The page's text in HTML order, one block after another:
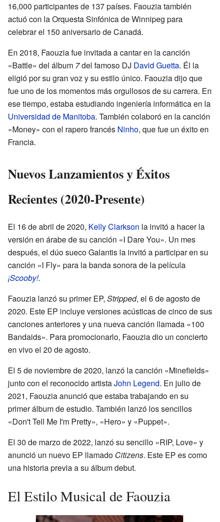
16,000 participantes de 137 países. Faouzia también
actuó con la Orquesta Sinfónica de Winnipeg para
celebrar el 150 aniversario de Canadá.
En 2018, Faouzia fue invitada a cantar en la canción
«Battle» del álbum 7del famoso DJ David Guetta. Él la
eligió por su gran voz y su estilo único. Faouzia dijo que
fue uno de los momentos más orgullosos de su carrera. En
ese tiempo, estaba estudiando ingeniería informática en la
Universidad de Manitoba. También colaboró en la canción
«Money» con el rapero francés Ninho, que fue un éxito en
Francia.
Nuevos Lanzamientos y Éxitos
Recientes (2020-Presente)
El 16 de abril de 2020, Kelly Clarkson la invitó a hacer la
versión en árabe de su canción «I Dare You». Un mes
después, el dúo sueco Galantis la invitó a participar en su
canción «I Fly» para la banda sonora de la película
¡Scooby!.
Faouzia lanzó su primer EP, Stripped, el 6 de agosto de
2020. Este EP incluye versiones acústicas de cinco de sus
canciones anteriores y una nueva canción llamada «100
Bandaids». Para promocionarlo, Faouzia dio un concierto
en vivo el 20 de agosto.
El 5 de noviembre de 2020, lanzó la canción «Minefields»
junto con el reconocido artistaJohn Legend. En julio de
2021, Faouzia anunció que estaba trabajando en su
primer álbum de estudio. También lanzó los sencillos
«Don't Tell Me I'm Pretty», «Hero» y «Puppet».
El 30 de marzo de 2022, lanzó su sencillo «RIP, Love» y
anunció un nuevo EP llamado Citizens. Este EP es como
una historia previa a su álbum debut.
El Estilo Musical de Faouzia